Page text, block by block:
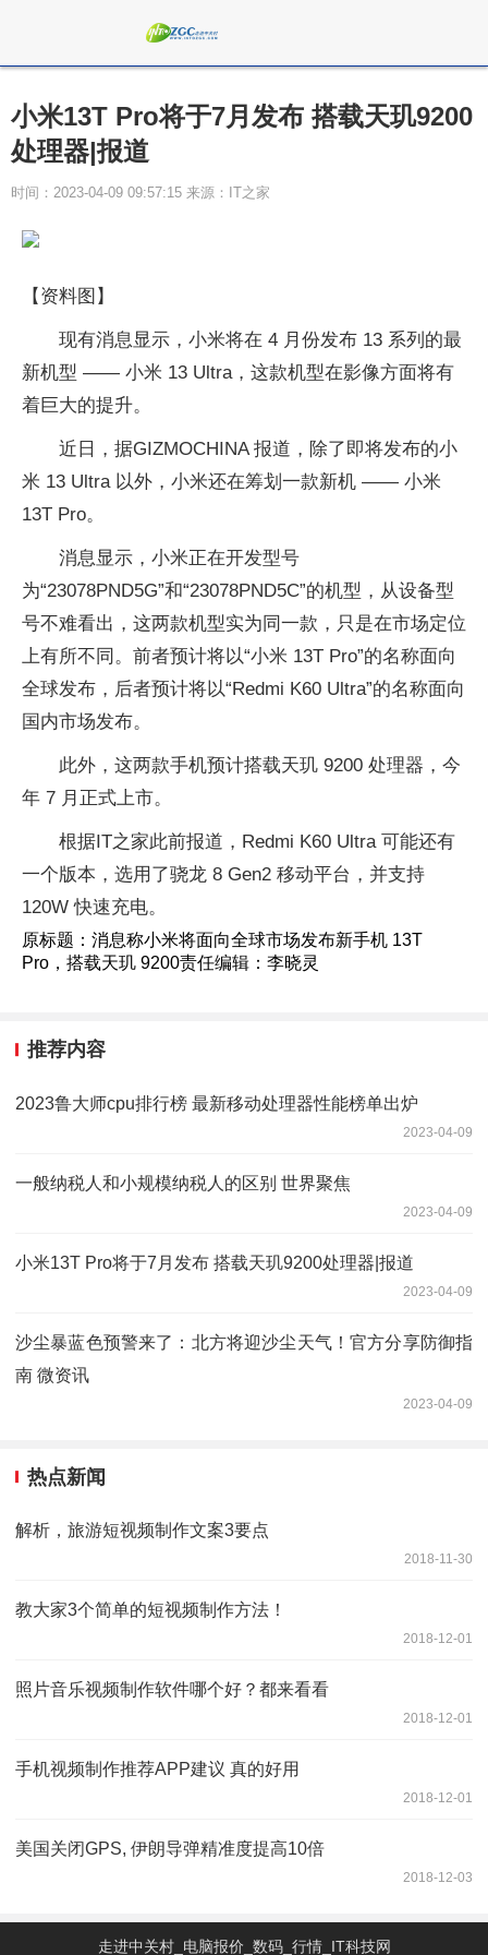
小米13T Pro将于7月发布 搭载天玑9200
处理器|报道
时间：2023-04-09 09:57:15 来源：IT之家
【资料图】
现有消息显示，小米将在 4 月份发布 13 系列的最
新机型 —— 小米 13 Ultra，这款机型在影像方面将有
着巨大的提升。
近日，据GIZMOCHINA 报道，除了即将发布的小
米 13 Ultra 以外，小米还在筹划一款新机 —— 小米
13T Pro。
消息显示，小米正在开发型号
为“23078PND5G”和“23078PND5C”的机型，从设备型
号不难看出，这两款机型实为同一款，只是在市场定位
上有所不同。前者预计将以“小米 13T Pro”的名称面向
全球发布，后者预计将以“Redmi K60 Ultra”的名称面向
国内市场发布。
此外，这两款手机预计搭载天玑 9200 处理器，今
年 7 月正式上市。
根据IT之家此前报道，Redmi K60 Ultra 可能还有
一个版本，选用了骁龙 8 Gen2 移动平台，并支持
120W 快速充电。
原标题：消息称小米将面向全球市场发布新手机 13T
Pro，搭载天玑 9200责任编辑：李晓灵
推荐内容
2023鲁大师cpu排行榜 最新移动处理器性能榜单出炉
2023-04-09
一般纳税人和小规模纳税人的区别 世界聚焦
2023-04-09
小米13T Pro将于7月发布 搭载天玑9200处理器|报道
2023-04-09
沙尘暴蓝色预警来了：北方将迎沙尘天气！官方分享防御指
南 微资讯
2023-04-09
热点新闻
解析，旅游短视频制作文案3要点
2018-11-30
教大家3个简单的短视频制作方法！
2018-12-01
照片音乐视频制作软件哪个好？都来看看
2018-12-01
手机视频制作推荐APP建议 真的好用
2018-12-01
美国关闭GPS, 伊朗导弹精准度提高10倍
2018-12-03
走进中关村_电脑报价_数码_行情_IT科技网